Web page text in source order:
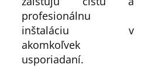
profesionálnu
inštaláciu v
akomkoľvek
usporiadaní.